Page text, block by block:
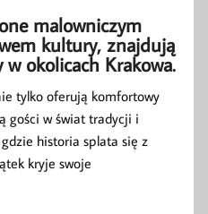
malowniczym
kultury, znajdują
okolicach Krakowa.
tylko oferują komfortowy
gości w świat tradycji i
historia splata się z
kryje swoje